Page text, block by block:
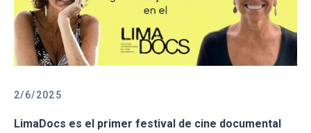
2/6/2025
LimaDocs es el primer festival de cine documental